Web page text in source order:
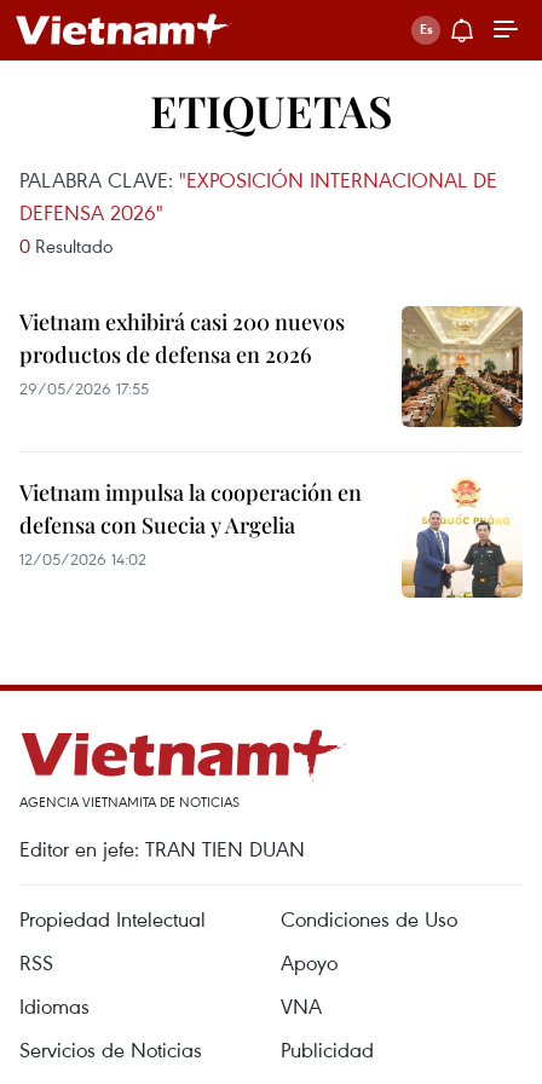
ETIQUETAS
PALABRA CLAVE: "EXPOSICIÓN INTERNACIONAL DE
DEFENSA 2026"
0 Resultado
Vietnam exhibirá casi 200 nuevos
productos de defensa en 2026
29/05/2026 17:55
Vietnam impulsa la cooperación en
defensa con Suecia y Argelia
12/05/2026 14:02
AGENCIA VIETNAMITA DE NOTICIAS
Editor en jefe: TRAN TIEN DUAN
Propiedad Intelectual
Condiciones de Uso
RSS
Apoyo
Idiomas
VNA
Servicios de Noticias
Publicidad